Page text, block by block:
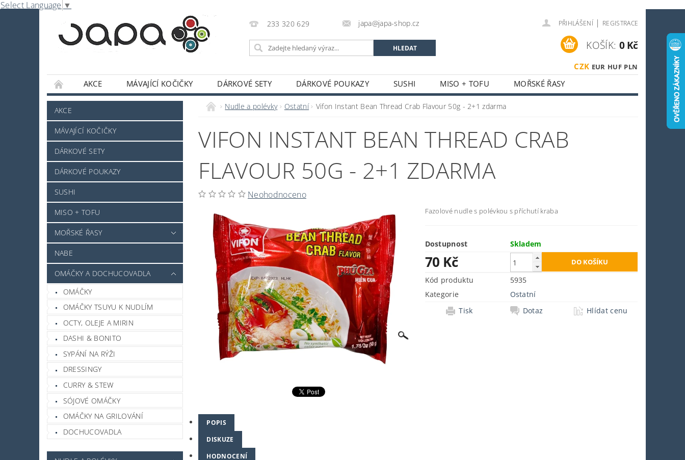
Select Language ▼
233 320 629 japa@japa-shop.cz PŘIHLÁŠENÍ | REGISTRACE
CZK EUR HUF PLN
KOŠÍK: 0 Kč
AKCE MÁVAJÍCÍ KOČIČKY DÁRKOVÉ SETY DÁRKOVÉ POUKAZY SUSHI MISO + TOFU
MOŘSKÉ ŘASY
NABE
OMÁČKY A DOCHUCOVADLA NUDLE A POLÉVKY RÝŽE A OBILOVINY
ZELENINA + HOUBY
SLADKOSTI A POCHUTINY
SAKE A JINÝ ALKOHOL
JAPONSKÉ NÁDOBÍ
KOSMETIKA OSTATNÍ JAPONSKÉ FIGURKY LEKCE VAŘENÍ
PRO SPORTOVCE
PRO ZVÍŘÁTKA - NOVINKA
NAPIŠTE NÁM
DOPRAVA A PLATBY
AKCE
MÁVAJÍCÍ KOČIČKY
DÁRKOVÉ SETY
DÁRKOVÉ POUKAZY
SUSHI
MISO + TOFU
MOŘSKÉ ŘASY
NABE
OMÁČKY A DOCHUCOVADLA
OMÁČKY
OMÁČKY TSUYU K NUDLÍM
OCTY, OLEJE A MIRIN
DASHI & BONITO
SYPÁNÍ NA RÝŽI
DRESSINGY
CURRY & STEW
SÓJOVÉ OMÁČKY
OMÁČKY NA GRILOVÁNÍ
DOCHUCOVADLA
Nudle a polévky Ostatní Vifon Instant Bean Thread Crab Flavour 50g - 2+1 zdarma
VIFON INSTANT BEAN THREAD CRAB
FLAVOUR 50G - 2+1 ZDARMA
Neohodnoceno
Fazolové nudle s polévkou s příchutí kraba
Dostupnost Skladem
70 Kč
Kód produktu
5935
Kategorie
Ostatní
Tisk
Dotaz Hlídat cenu
POPIS
DISKUZE
HODNOCENÍ